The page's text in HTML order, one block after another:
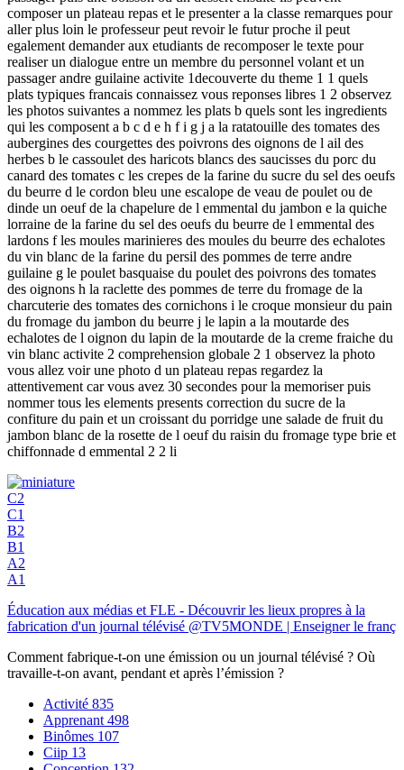
composer un plateau repas et le presenter a la classe remarques pour
aller plus loin le professeur peut revoir le futur proche il peut
egalement demander aux etudiants de recomposer le texte pour
realiser un dialogue entre un membre du personnel volant et un
passager andre guilaine activite 1decouverte du theme 1 1 quels
plats typiques francais connaissez vous reponses libres 1 2 observez
les photos suivantes a nommez les plats b quels sont les ingredients
qui les composent a b c d e h f i g j a la ratatouille des tomates des
aubergines des courgettes des poivrons des oignons de l ail des
herbes b le cassoulet des haricots blancs des saucisses du porc du
canard des tomates c les crepes de la farine du sucre du sel des oeufs
du beurre d le cordon bleu une escalope de veau de poulet ou de
dinde un oeuf de la chapelure de l emmental du jambon e la quiche
lorraine de la farine du sel des oeufs du beurre de l emmental des
lardons f les moules marinieres des moules du beurre des echalotes
du vin blanc de la farine du persil des pommes de terre andre
guilaine g le poulet basquaise du poulet des poivrons des tomates
des oignons h la raclette des pommes de terre du fromage de la
charcuterie des tomates des cornichons i le croque monsieur du pain
du fromage du jambon du beurre j le lapin a la moutarde des
echalotes de l oignon du lapin de la moutarde de la creme fraiche du
vin blanc activite 2 comprehension globale 2 1 observez la photo
vous allez voir une photo d un plateau repas regardez la
attentivement car vous avez 30 secondes pour la memoriser puis
nommer tous les elements presents correction du sucre de la
confiture du pain et un croissant du porridge une salade de fruit du
jambon blanc de la rosette de l oeuf du raisin du fromage type brie et
chiffonnade d emmental 2 2 li
C2
C1
B2
B1
A2
A1
Éducation aux médias et FLE - Découvrir les lieux propres à la
fabrication d'un journal télévisé @TV5MONDE | Enseigner le franç
Comment fabrique-t-on une émission ou un journal télévisé ? Où
travaille-t-on avant, pendant et après l’émission ?
Activité 835
Apprenant 498
Binômes 107
Ciip 13